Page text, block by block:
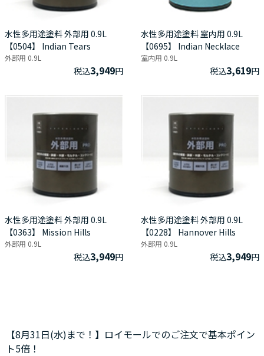
水性多用途塗料 外部用 0.9L
【0504】 Indian Tears
外部用 0.9L
税込3,949円
水性多用途塗料 室内用 0.9L
【0695】 Indian Necklace
室内用 0.9L
税込3,619円
水性多用途塗料 外部用 0.9L
【0363】 Mission Hills
外部用 0.9L
税込3,949円
水性多用途塗料 外部用 0.9L
【0228】 Hannover Hills
外部用 0.9L
税込3,949円
【8月31日(水)まで！】ロイモールでのご注文で基本ポイン
ト5倍！